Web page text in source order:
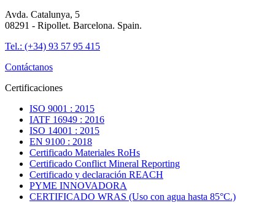
Avda. Catalunya, 5
08291 - Ripollet. Barcelona. Spain.
Tel.: (+34) 93 57 95 415
Contáctanos
Certificaciones
ISO 9001 : 2015
IATF 16949 : 2016
ISO 14001 : 2015
EN 9100 : 2018
Certificado Materiales RoHs
Certificado Conflict Mineral Reporting
Certificado y declaración REACH
PYME INNOVADORA
CERTIFICADO WRAS (Uso con agua hasta 85°C.)